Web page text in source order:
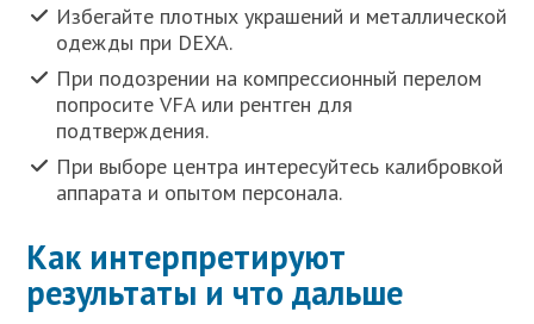
Избегайте плотных украшений и металлической
одежды при DEXA.
При подозрении на компрессионный перелом
попросите VFA или рентген для
подтверждения.
При выборе центра интересуйтесь калибровкой
аппарата и опытом персонала.
Как интерпретируют
результаты и что дальше